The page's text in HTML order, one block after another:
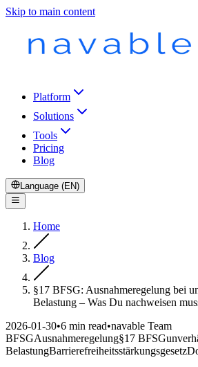
Skip to main content
Platform
Solutions
Tools
Pricing
Blog
Language (EN)
Home
Blog
§17 BFSG: Ausnahmeregelung bei
Belastung – Was Du nachweisen
2026-01-30•6 min read•navable Team
BFSGAusnahmeregelung§17 BFSG
BelastungBarrierefreiheitsstärkungsgesetz